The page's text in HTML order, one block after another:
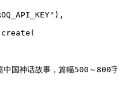
" ) ,
create (
中国神话故事，篇幅500～800字